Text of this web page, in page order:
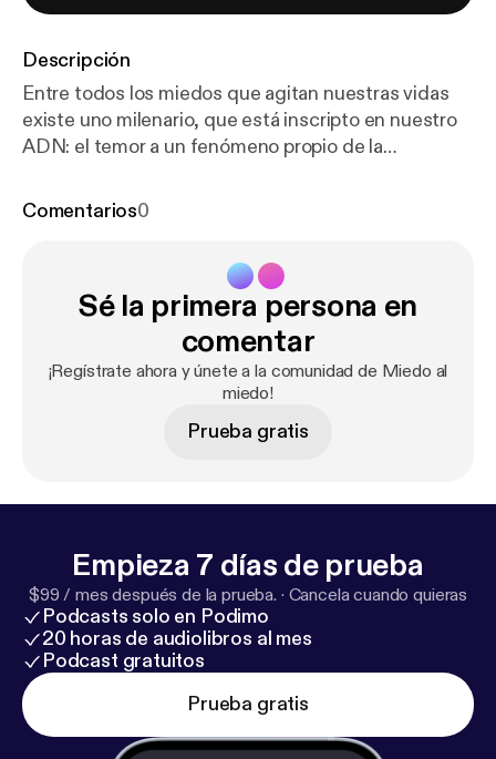
Descripción
Entre todos los miedos que agitan nuestras vidas
existe uno milenario, que está inscripto en nuestro
ADN: el temor a un fenómeno propio de la
peligrosa. Participan: David Albala y Ana Sandra
Comentarios0
Sé la primera persona en
comentar
¡Regístrate ahora y únete a la comunidad de Miedo al
miedo!
Prueba gratis
Empieza 7 días de prueba
$99 / mes después de la prueba. · Cancela cuando quieras
Podcasts solo en Podimo
20 horas de audiolibros al mes
Podcast gratuitos
Prueba gratis